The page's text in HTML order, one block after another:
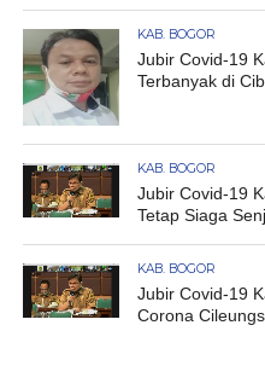
KAB. BOGOR
Jubir Covid-19
Terbanyak di
KAB. BOGOR
Jubir Covid-19
Tetap Siaga
KAB. BOGOR
Jubir Covid-19
Corona